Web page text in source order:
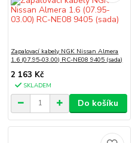
Zapalovací kabely NGK Nissan Almera
1.6 (07.95-03.00) RC-NE08 9405 (sada)
2 163 Kč
SKLADEM
Do košíku